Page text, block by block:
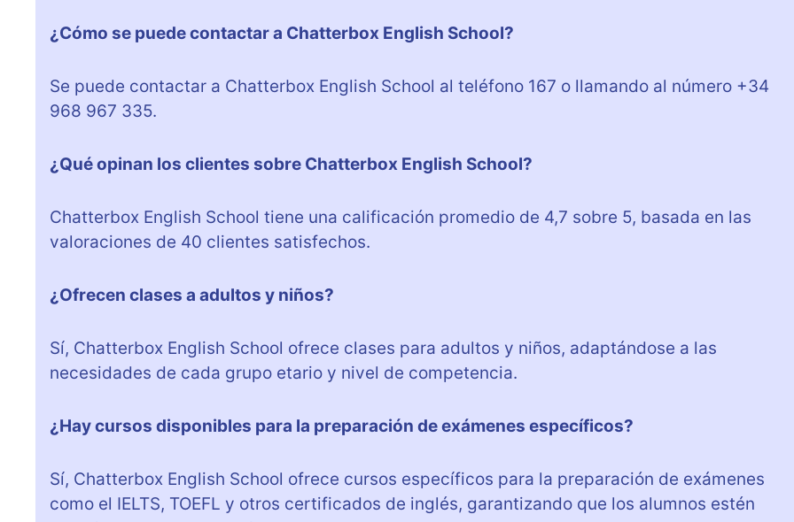
¿Cómo se puede contactar a Chatterbox English School?
Se puede contactar a Chatterbox English School al teléfono 167 o llamando al número +34
968 967 335.
¿Qué opinan los clientes sobre Chatterbox English School?
Chatterbox English School tiene una calificación promedio de 4,7 sobre 5, basada en las
valoraciones de 40 clientes satisfechos.
¿Ofrecen clases a adultos y niños?
Sí, Chatterbox English School ofrece clases para adultos y niños, adaptándose a las
necesidades de cada grupo etario y nivel de competencia.
¿Hay cursos disponibles para la preparación de exámenes específicos?
Sí, Chatterbox English School ofrece cursos específicos para la preparación de exámenes
como el IELTS, TOEFL y otros certificados de inglés, garantizando que los alumnos estén